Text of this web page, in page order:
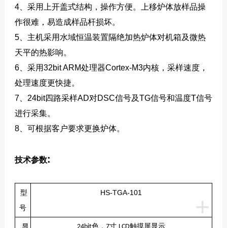
4、采用上开盖式结构，操作方便。上移炉体放样品操
作很难，易造成样品杆损坏。
5、主机采用水域恒温装置隔绝加热炉体对机箱及微热
天平的热影响。
6、采用32bit ARM处理器Cortex-M3内核，采样速度，
处理速度更快捷。
7、24bit四路采样AD对DSC信号及TG信号和温度T信号
进行采集。
8、可根据客户要求更换炉体。
技术参数:
+
型
号
HS-TGA-101
色， 寸 触摸屏显示